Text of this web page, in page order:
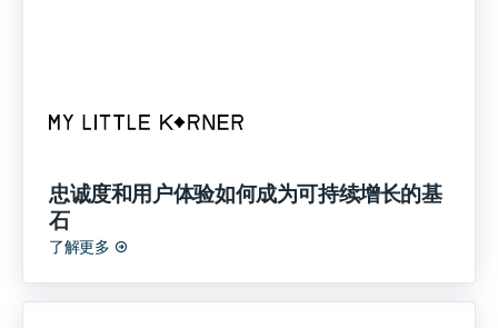
忠诚度和用户体验如何成为可持续增长的基
石
了解更多 